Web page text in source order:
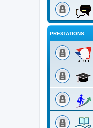
PRESTATIONS